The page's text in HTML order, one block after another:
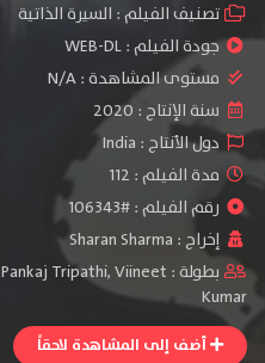
تصنيف الفيلم : السيرة الذاتية
جودة الفيلم :WEB-DL
مستوى المشاهدة :N/A
سنة الإنتاج : 2020
دول الأنتاج : India
مدة الفيلم : 112
رقم الفيلم : #106343
إخراج : Sharan Sharma
بطولة :
Pankaj Tripathi,Viineet
Kumar
أضف إلى المشاهدة لاحقاً